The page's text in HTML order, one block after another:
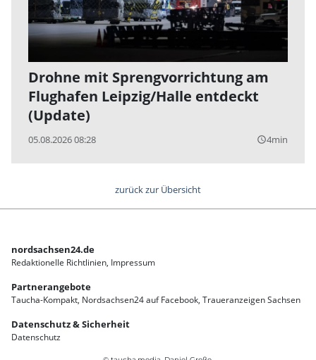
Drohne mit Sprengvorrichtung am
Flughafen Leipzig/Halle entdeckt
(Update)
05.08.2026 08:28 query_builder4min
zurück zur Übersicht
nordsachsen24.de
Redaktionelle Richtlinien Impressum
Partnerangebote
Taucha-Kompakt Nordsachsen24 auf Facebook Traueranzeigen Sachsen
Datenschutz & Sicherheit
Datenschutz